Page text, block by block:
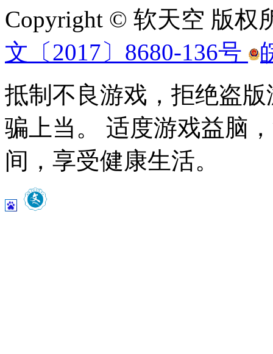
Copyright © 软天空 版权
文〔2017〕8680-136号
抵制不良游戏，拒绝盗
骗上当。 适度游戏益脑
间，享受健康生活。